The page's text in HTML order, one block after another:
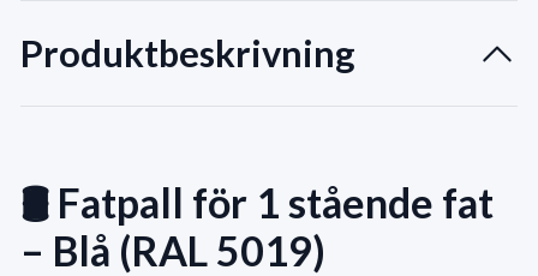
Produktbeskrivning
🛢️ Fatpall för 1 stående fat
– Blå (RAL 5019)